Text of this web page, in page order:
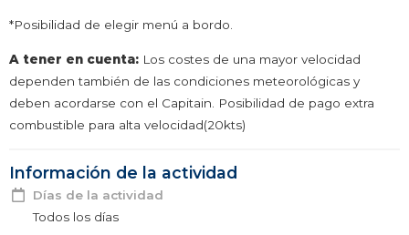
*Posibilidad de elegir menú a bordo.
A tener en cuenta: Los costes de una mayor velocidad
dependen también de las condiciones meteorológicas y
deben acordarse con el Capitain. Posibilidad de pago extra
combustible para alta velocidad(20kts)
Información de la actividad
Días de la actividad
Todos los días